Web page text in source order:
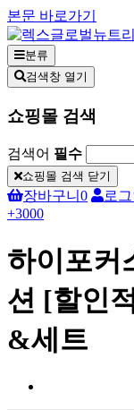
본문 바로가기
분류
검색창 열기
쇼핑몰 검색
검색어 필수
쇼핑몰 검색 닫기
장바구니 0
로그
+3000
하이포커
션 [할인
&세트